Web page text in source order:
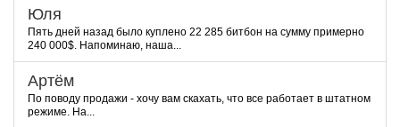
Юля
Пять дней назад было куплено 22 285 битбон на сумму примерно
240 000$. Напоминаю, наша...
Артём
По поводу продажи - хочу вам скахать, что все работает в штатном
режиме. На...